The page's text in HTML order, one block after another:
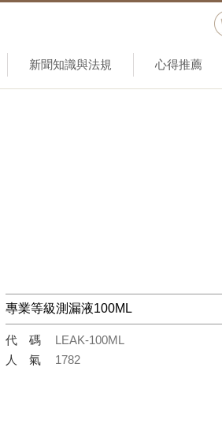
新聞知識與法規 心得推薦
專業等級測漏液100ML
代碼
LEAK-100ML
人氣
1782